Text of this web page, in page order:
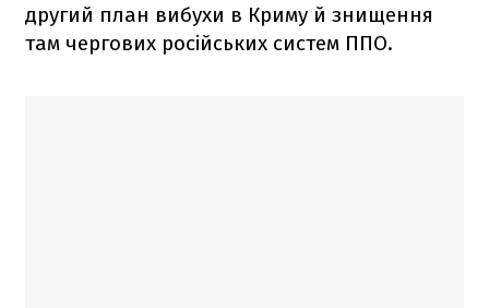
другий план вибухи в Криму й знищення
там чергових російських систем ППО.